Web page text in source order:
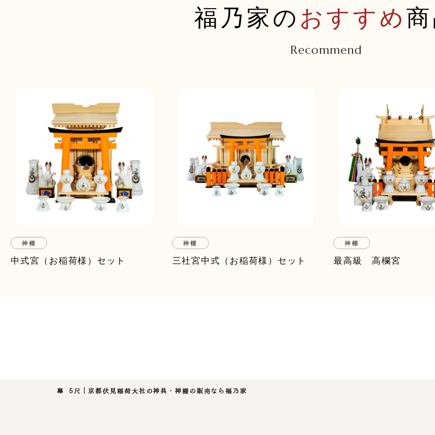
福乃家の おすすめ
Recommend
神棚
中式宮（お稲荷様）セット
神棚
三社宮中式（お稲荷様）セット
神棚
最高級 高欄宮
幕 5尺｜京都伏見稲荷大社の神具・神棚の販売なら福乃家